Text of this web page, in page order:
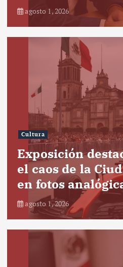
agosto 1, 2026
Cultura
Exposición
el caos de la
en fotos
agosto 1, 2026